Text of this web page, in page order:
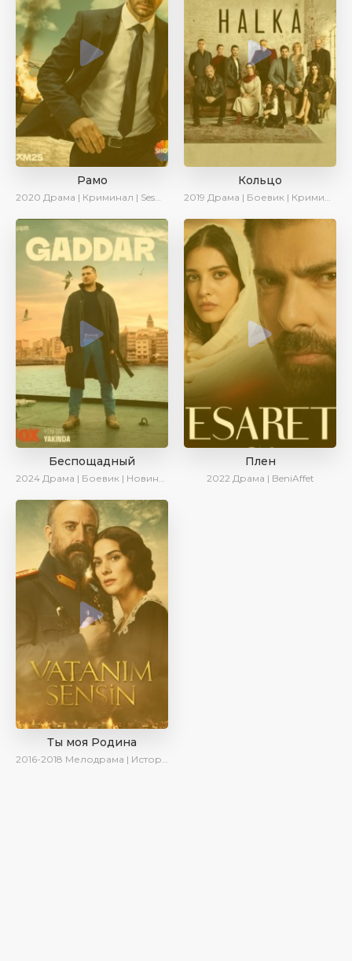
Рамо
2020 Драма | Криминал | SesDizi | Ирина Котова
Кольцо
2019 Драма | Боевик | Криминал
Беспощадный
2024 Драма | Боевик | Новинки
Плен
2022 Драма | BeniAffet
Ты моя Родина
2016-2018 Мелодрама | Исторический | Военный | Turok1990